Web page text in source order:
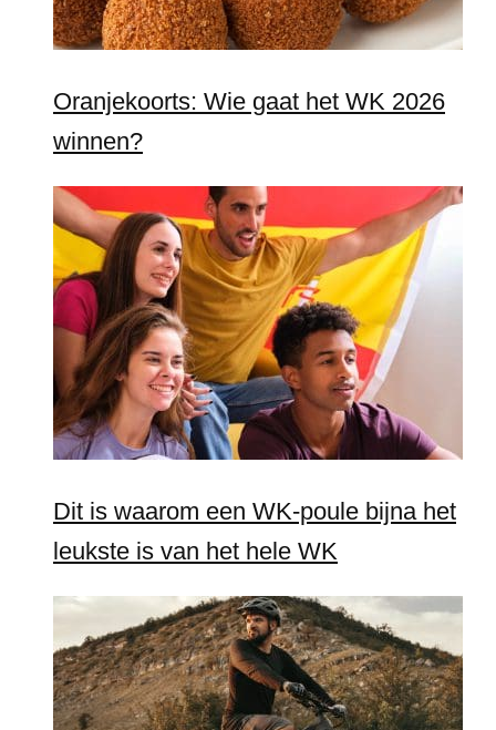
Oranjekoorts: Wie gaat het WK 2026
winnen?
Dit is waarom een WK-poule bijna het
leukste is van het hele WK